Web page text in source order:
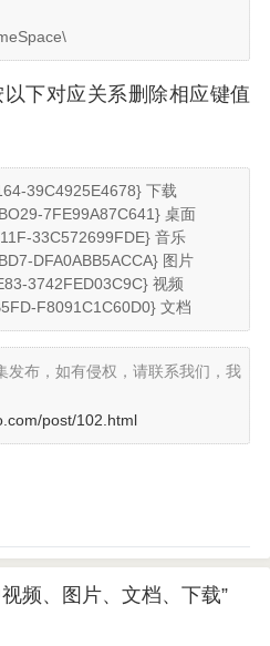
下对应关系删除相应键值
39C4925E4678} 下载
7FE99A87C641} 桌面
33C572699FDE} 音乐
DFA0ABB5ACCA} 图片
3742FED03C9C} 视频
F8091C1C60D0} 文档
发布，如有侵权，请联系我们，我
post/102.html
频、图片、文档、下载”